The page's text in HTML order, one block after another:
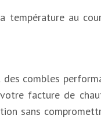
température au
combles
facture de
sans